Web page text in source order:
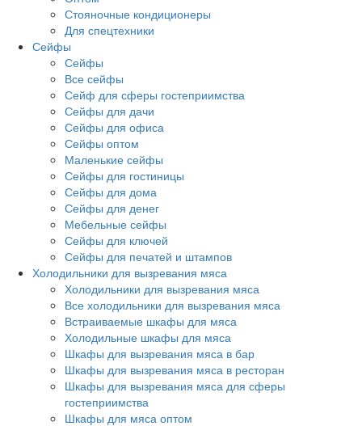
Стояночные кондиционеры
Для спецтехники
Сейфы
Сейфы
Все сейфы
Сейф для сферы гостеприимства
Сейфы для дачи
Сейфы для офиса
Сейфы оптом
Маленькие сейфы
Сейфы для гостиницы
Сейфы для дома
Сейфы для денег
Мебельные сейфы
Сейфы для ключей
Сейфы для печатей и штампов
Холодильники для вызревания мяса
Холодильники для вызревания мяса
Все холодильники для вызревания мяса
Встраиваемые шкафы для мяса
Холодильные шкафы для мяса
Шкафы для вызревания мяса в бар
Шкафы для вызревания мяса в ресторан
Шкафы для вызревания мяса для сферы
гостеприимства
Шкафы для мяса оптом